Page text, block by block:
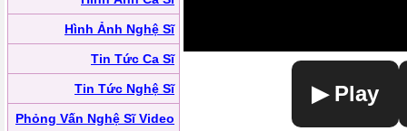
Hình Ảnh Nghệ Sĩ
Tin Tức Ca Sĩ
Tin Tức Nghệ Sĩ
Phỏng Vấn Nghệ Sĩ Video
▶ Play